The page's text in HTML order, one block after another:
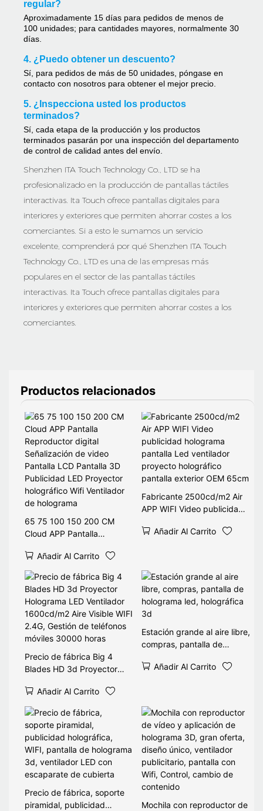
regular?
Aproximadamente 15 días para pedidos de menos de
100 unidades; para cantidades mayores, normalmente 30
días.
4. ¿Puedo obtener un descuento?
Sí, para pedidos de más de 50 unidades, póngase en
contacto con nosotros para obtener el mejor precio.
5. ¿Inspecciona usted los productos
terminados?
Sí, cada etapa de la producción y los productos
terminados pasarán por una inspección del departamento
de control de calidad antes del envío.
Shenzhen ITA Touch Technology Co., LTD se ha
profesionalizado en la producción de pantallas táctiles
interactivas. Ita Touch ofrece pantallas digitales para
interiores y exteriores que permiten ahorrar costes a los
comerciantes. Si a esto le sumamos un servicio
excelente, comprenderá por qué Shenzhen ITA Touch
Technology Co., LTD es una de las empresas más
populares en el sector de las pantallas táctiles
interactivas. Ita Touch ofrece pantallas digitales para
interiores y exteriores que permiten ahorrar costes a los
comerciantes.
Productos relacionados
65 75 100 150 200 CM
Cloud APP Pantalla
Señalización de video
Pantalla LCD Pantalla 3D
Publicidad LED Proyector
holográfico Wifi Ventilador
de holograma
Añadir Al Carrito
Fabricante 2500cd/m2 Air
APP WIFI Video publicidad
ventilador proyecto
Añadir Al Carrito
Precio de fábrica Big 4
Blades HD 3d Proyector
1600cd/m2 Aire Visible WIFI
2.4G, Gestión de teléfonos
móviles 30000 horas
Añadir Al Carrito
Estación grande al aire libre,
compras, pantalla de
3d Añadir Al Carrito
Precio de fábrica, soporte
piramidal, publicidad
Mochila con reproductor de